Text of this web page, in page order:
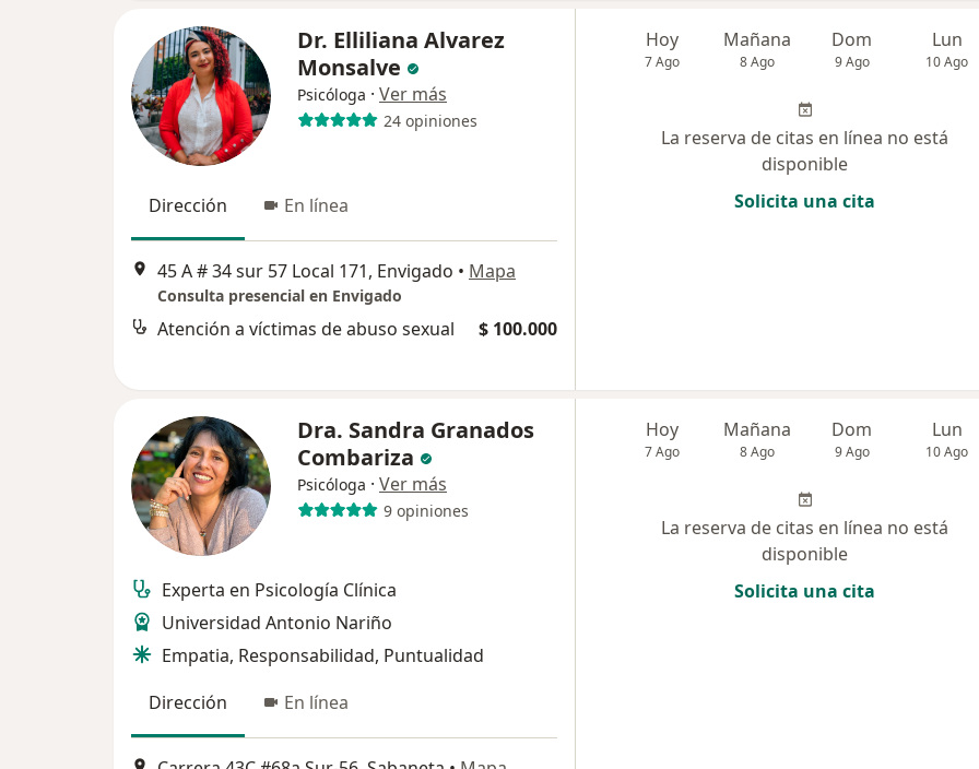
Dr. Elliliana Alvarez
Monsalve
Psicóloga · Ver más
24 opiniones
Dirección En línea
45 A # 34 sur 57 Local 171, Envigado • Mapa
Consulta presencial en Envigado
Atención a víctimas de abuso sexual $ 100.000
Hoy
7 Ago
Mañana
8 Ago
Dom
9 Ago
Lun
10 Ago
La reserva de citas en línea no está
disponible
Solicita una cita
Dra. Sandra Granados
Combariza
Psicóloga · Ver más
9 opiniones
Experta en Psicología Clínica
Universidad Antonio Nariño
Empatia, Responsabilidad, Puntualidad
Dirección
En línea
Hoy
7 Ago
Mañana
8 Ago
Dom
9 Ago
Lun
10 Ago
La reserva de citas en línea no está
disponible
Solicita una cita